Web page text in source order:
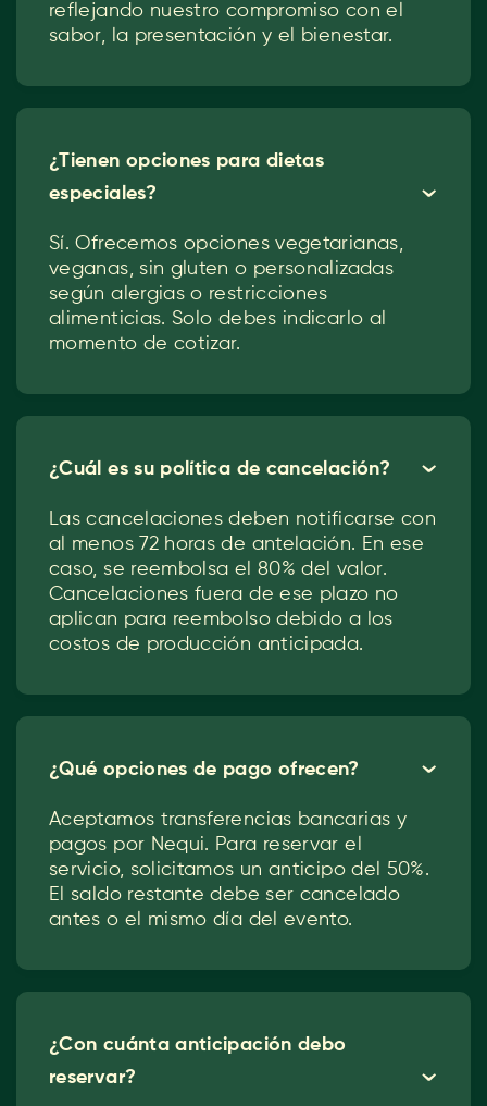
reflejando nuestro compromiso con el
sabor, la presentación y el bienestar.
¿Tienen opciones para dietas
especiales?
ˇ
Sí. Ofrecemos opciones vegetarianas,
veganas, sin gluten o personalizadas
según alergias o restricciones
alimenticias. Solo debes indicarlo al
momento de cotizar.
¿Cuál es su política de cancelación? ˇ
Las cancelaciones deben notificarse con
al menos 72 horas de antelación. En ese
caso, se reembolsa el 80% del valor.
Cancelaciones fuera de ese plazo no
aplican para reembolso debido a los
costos de producción anticipada.
¿Qué opciones de pago ofrecen? ˇ
Aceptamos transferencias bancarias y
pagos por Nequi. Para reservar el
servicio, solicitamos un anticipo del 50%.
El saldo restante debe ser cancelado
antes o el mismo día del evento.
¿Con cuánta anticipación debo
reservar?
ˇ